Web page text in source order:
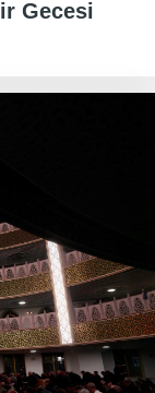
Gecesi